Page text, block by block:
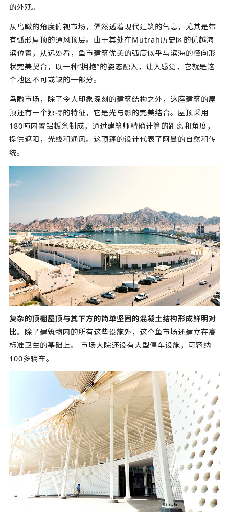
的外观。
从鸟瞰的角度俯视市场，俨然透着现代建筑的气息，尤其是带
有弧形屋顶的通风顶层。由于其处在Mutrah历史区的优越海
滨位置，从远处看，鱼市建筑优美的弧度似乎与滨海的径向形
状完美契合，以一种“拥抱”的姿态融入，让人感觉，它就是这
个地区不可或缺的一部分。
鸟瞰市场，除了令人印象深刻的建筑结构之外，这座建筑的屋
顶还有一个独特的特征，它是光与影的完美结合。屋顶采用
180吨内置铝板条制成，通过建筑师精确计算的距离和角度，
提供遮阳，光线和通风。这顶篷的设计代表了阿曼的自然和传
统。
复杂的顶棚屋顶与其下方的简单坚固的混凝土结构形成鲜明对
比。 除了建筑物内的所有这些设施外，这个鱼市场还建立在高
标准卫生的基础上。 市场大院还设有大型停车设施，可容纳
100多辆车。